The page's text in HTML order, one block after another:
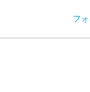
フ